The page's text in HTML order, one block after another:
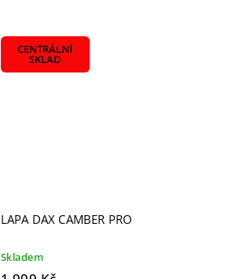
CENTRÁLNÍ
SKLAD
LAPA DAX CAMBER PRO
Skladem